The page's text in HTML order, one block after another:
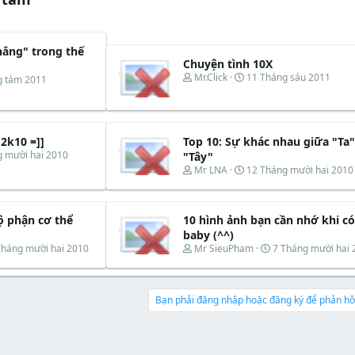
trong thế
tám 2011
Chuyện tình 10X
T
e
d
s
t
a
r
e
r
Mr.Click
N
y
ắ
đ
ầ
u
11 Tháng sáu 2011
=]]
mười hai 2010
Top 10: Sự khác nhau giữa
"Tây"
T
r
a
d
s
a
e
Mr LNA
N
à
b
t
ầ
12 Tháng mười hai 2010
phận cơ thể
mười hai 2010
10 hình ảnh bạn cần nhớ khi có
baby (^^)
T
r
a
d
Mr SieuPham
N
à
b
ắ
7 Tháng mười hai
Bạn phải đăng nhập hoặc đăng ký để phản